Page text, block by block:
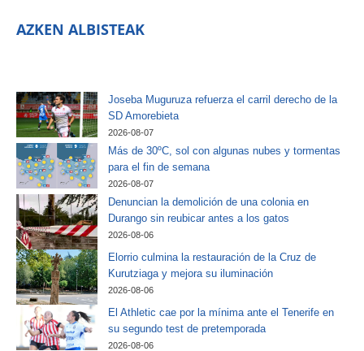
AZKEN ALBISTEAK
Joseba Muguruza refuerza el carril derecho de la
SD Amorebieta
2026-08-07
Más de 30ºC, sol con algunas nubes y tormentas
para el fin de semana
2026-08-07
Denuncian la demolición de una colonia en
Durango sin reubicar antes a los gatos
2026-08-06
Elorrio culmina la restauración de la Cruz de
Kurutziaga y mejora su iluminación
2026-08-06
El Athletic cae por la mínima ante el Tenerife en
su segundo test de pretemporada
2026-08-06